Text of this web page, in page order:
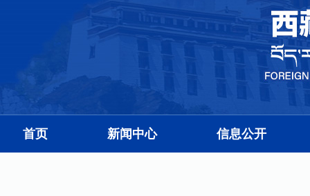
首页 新闻中心 信息公开